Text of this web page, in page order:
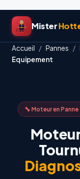
Aller
contenu
Mister
Accueil / Pannes /
Equipement
🔧 Moteur en Panne